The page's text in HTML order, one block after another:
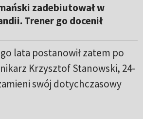
zadebiutował w
Trener go docenił
lata postanowił zatem po
Krzysztof Stanowski, 24-
swój dotychczasowy